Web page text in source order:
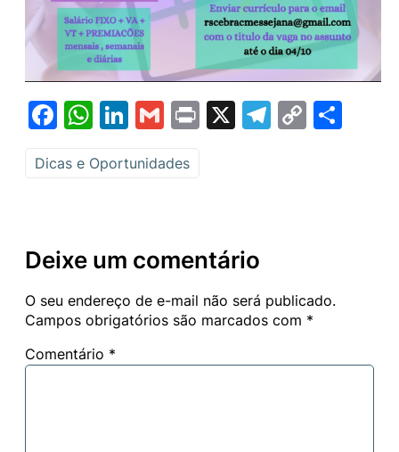
Facebook
WhatsApp
LinkedIn
GmailPrint
X Telegram
Copy
Dicas e Oportunidades
Deixe um comentário
O seu endereço de e-mail não será publicado.
Campos obrigatórios são marcados com *
Comentário *